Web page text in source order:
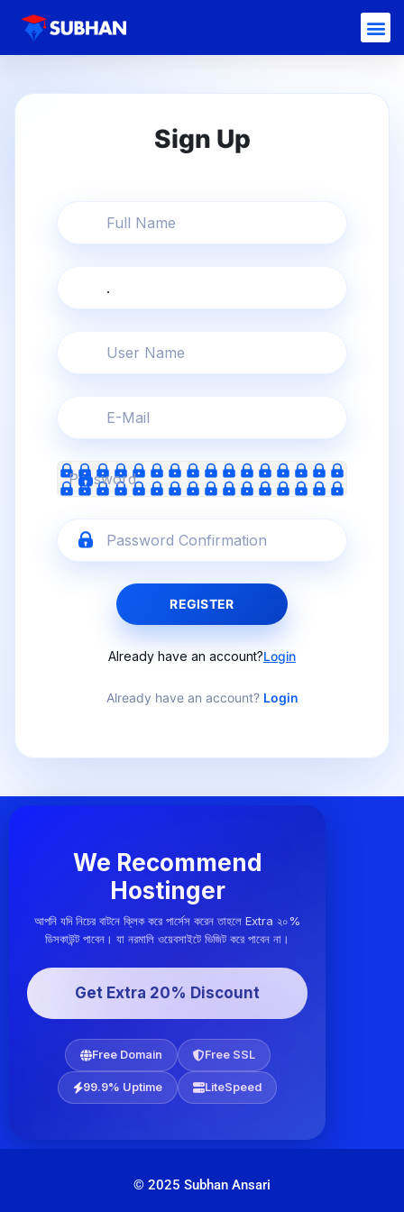
REGISTER
Already have an account?Login
Already have an account? Login
We Recommend
Hostinger
আপনি যদি নিচের বাটনে ক্লিক করে পার্সেস করেন তাহলে Extra ২০%
ডিসকাউন্ট পাবেন। যা নরমালি ওয়েবসাইটে ভিজিট করে পাবেন না।
Get Extra 20% Discount
Free Domain Free SSL
99.9% Uptime LiteSpeed
© 2025 Subhan Ansari